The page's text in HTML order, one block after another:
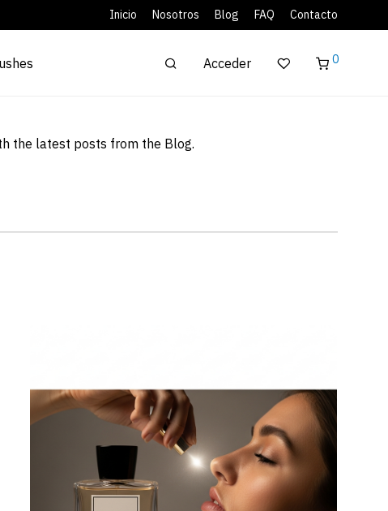
Inicio Nosotros Blog FAQ Contacto
Acceder 0
the latest posts from the Blog.